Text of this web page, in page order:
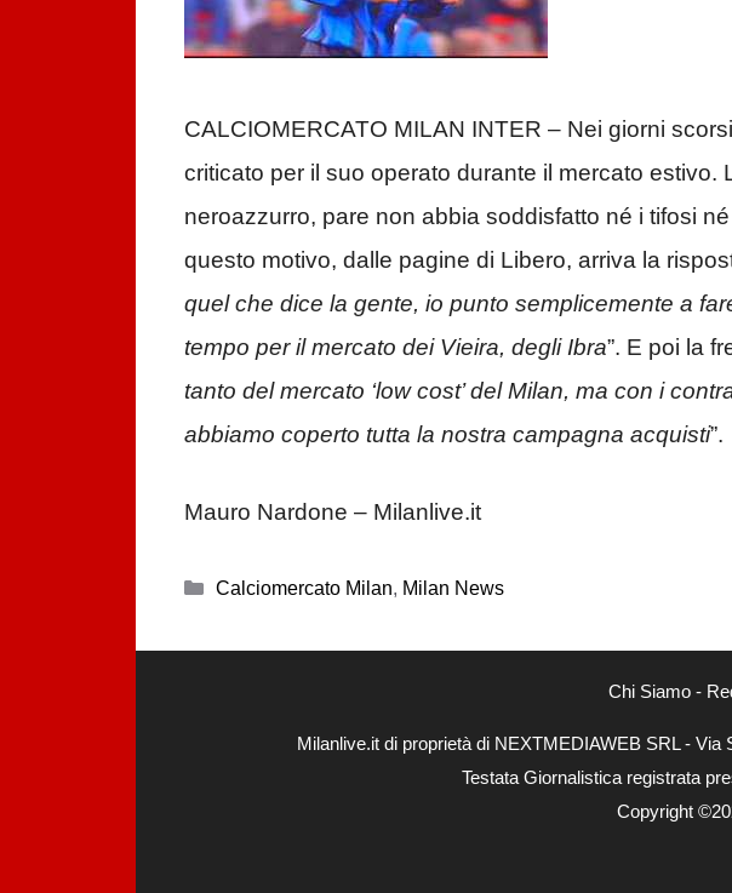
CALCIOMERCATO MILAN INTER – Nei giorni
criticato per il suo operato durante il mercato estivo.
neroazzurro, pare non abbia soddisfatto né i tifosi
questo motivo, dalle pagine di Libero, arriva la
quel che dice la gente, io punto semplicemente a
tempo per il mercato dei Vieira, degli Ibra”. E poi la
tanto del mercato ‘low cost’ del Milan, ma con i
abbiamo coperto tutta la nostra campagna acquisti”.
Mauro Nardone – Milanlive.it
Categorie
Calciomercato Milan, Milan News
Chi Siamo-
Milanlive.it di proprietà di NEXTMEDIAWEB SRL -
Testata Giornalistica registrata
Copyright